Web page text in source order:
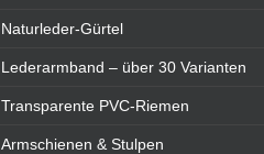
Naturleder-Gürtel
Lederarmband – über 30 Varianten
Transparente PVC-Riemen
Armschienen & Stulpen